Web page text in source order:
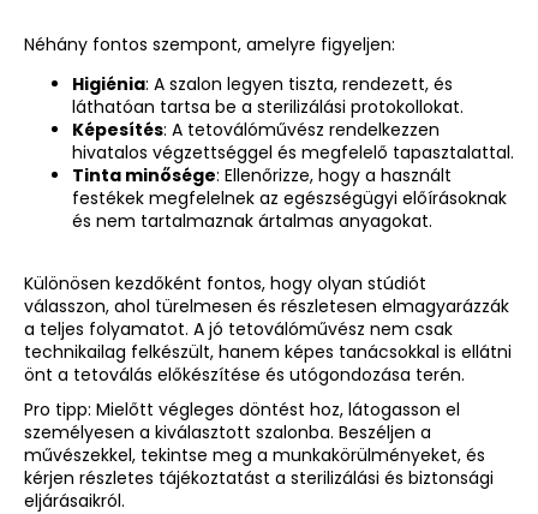
Néhány fontos szempont, amelyre figyeljen:
Higiénia: A szalon legyen tiszta, rendezett, és
láthatóan tartsa be a sterilizálási protokollokat.
Képesítés: A tetoválóművész rendelkezzen
hivatalos végzettséggel és megfelelő tapasztalattal.
Tinta minősége: Ellenőrizze, hogy a használt
festékek megfelelnek az egészségügyi előírásoknak
és nem tartalmaznak ártalmas anyagokat.
Különösen kezdőként fontos, hogy olyan stúdiót
válasszon, ahol türelmesen és részletesen elmagyarázzák
a teljes folyamatot. A jó tetoválóművész nem csak
technikailag felkészült, hanem képes tanácsokkal is ellátni
önt a tetoválás előkészítése és utógondozása terén.
Pro tipp: Mielőtt végleges döntést hoz, látogasson el
személyesen a kiválasztott szalonba. Beszéljen a
művészekkel, tekintse meg a munkakörülményeket, és
kérjen részletes tájékoztatást a sterilizálási és biztonsági
eljárásaikról.